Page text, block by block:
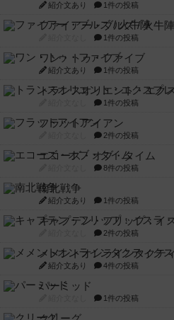
紹介文あり 1件の投稿
ファイアー・ブルズ / 火牛陣
1件の投稿
ワン・トゥ・ファイブ
紹介文あり 1件の投稿
トランスオリエント・エク
1件の投稿
フラットアイアン
2件の投稿
エコーズ・オブ・タイム
8件の投稿
南北戦争
紹介文あり 1件の投稿
キャプテン・フリップ：イ
2件の投稿
メメントオンラインタクテ
紹介文あり 4件の投稿
パーミッド
1件の投稿